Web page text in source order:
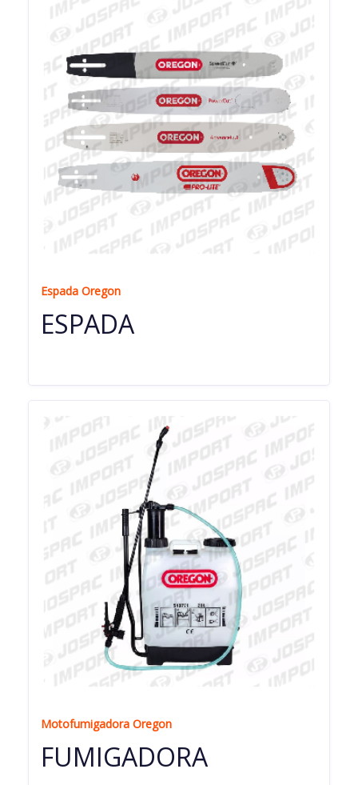
Espada Oregon
ESPADA
Motofumigadora Oregon
FUMIGADORA